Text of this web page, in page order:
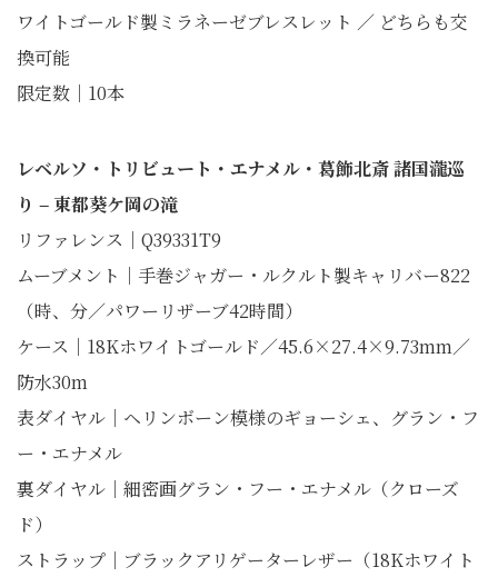
ワイトゴールド製ミラネーゼブレスレット ／ どちらも交
換可能
限定数｜10本
レベルソ・トリビュート・エナメル・葛飾北斎 諸国瀧巡
り ‒ 東都葵ケ岡の滝
リファレンス｜Q39331T9
ムーブメント｜手巻ジャガー・ルクルト製キャリバー822
（時、分／パワーリザーブ42時間）
ケース｜18Kホワイトゴールド／45.6×27.4×9.73mm／
防水30m
表ダイヤル｜ヘリンボーン模様のギョーシェ、グラン・フ
ー・エナメル
裏ダイヤル｜細密画グラン・フー・エナメル（クローズ
ド）
ストラップ｜ブラックアリゲーターレザー（18Kホワイト